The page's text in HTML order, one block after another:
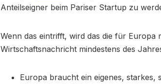
Anteilseigner beim Pariser Startup zu
Wenn das eintrifft, wird das die für Europa
Wirtschaftsnachricht mindestens des
Europa braucht ein eigenes, starkes,